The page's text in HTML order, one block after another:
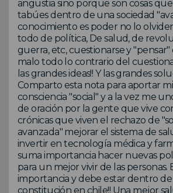
angustia sino porque son cosas
tabúes dentro de una sociedad
conocimiento es poder no lo
todo de política, De salud, de
guerra, etc, cuestionarse y "pensar"
malo todo lo contrario del
las grandes ideas!! Y las grandes
Comparto esta nota para aportar mi
consciencia "social" y a la vez me
de oración por la gente que vive
crónicas que viven el rechazo de
avanzada" mejorar el sistema de
invertir en tecnología médica y
suma importancia hacer nuevas
para un mejor vivir de las personas.
importancia y debe estar dentro
constitución en chile!! Una mejor